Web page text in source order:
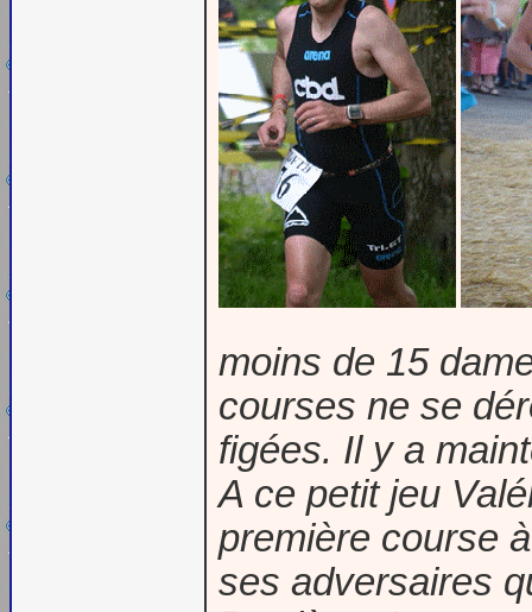
moins de 15
courses ne se
figées. Il y a
A ce petit jeu
première course
ses adversaires